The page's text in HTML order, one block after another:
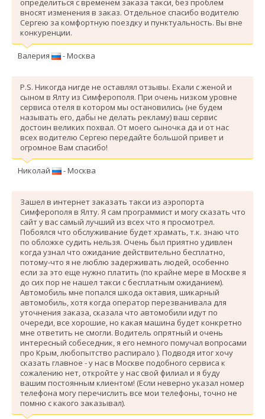
вносят изменения в заказ. Отдельное спасибо водителю
Сергею за комфортную поездку и пунктуальность. Вы вне
конкуренции.
Валерия - Москва
P.S. Никогда нигде не оставлял отзывы. Ехали с женой и
сыном в Ялту из Симферополя. При очень низком уровне
сервиса отеля в котором мы остановились (не будем
называть его, дабы не делать рекламу) ваш сервис
достоин великих похвал. От моего сыночка да и от нас
всех водителю Сергею передайте большой привет и
огромное Вам спасибо!
Николай - Москва
Зашел в интернет заказать такси из аэропорта
Симферополя в Ялту. Я сам программист и могу сказать что
сайт у вас самый лучший из всех что я просмотрел.
Побоялся что обслуживание будет храмать, т.к. знаю что
по обложке судить нельзя. Очень был приятно удивлен
когда узнал что ожидание действительно бесплатно,
потому-что я не люблю задерживать людей, особенно
если за это еще нужно платить (по крайне мере в Москве я
до сих пор не нашел такси с бесплатным ожиданием).
Автомобиль мне попался шкода октавия, шикарный
автомобиль, хотя когда оператор перезванивала для
уточнения заказа, сказала что автомобили идут по
очереди, все хорошие, но какая машина будет конкретно
мне ответить не смогли. Водитель опрятный и очень
интересный собеседник, я его немного помучал вопросами
про Крым, любопытство распирало ). Подводя итог хочу
сказать главное - у нас в Москве подобного сервиса к
сожалению нет, откройте у нас свой филиал и я буду
вашим постоянным клиентом! (Если неверно указал номер
телефона могу перечислить все мои телефоны, точно не
помню с какого заказывал).